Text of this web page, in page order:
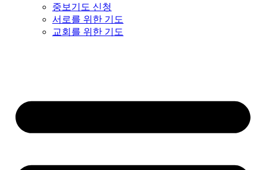
중보기도 신청
서로를 위한 기도
교회를 위한 기도